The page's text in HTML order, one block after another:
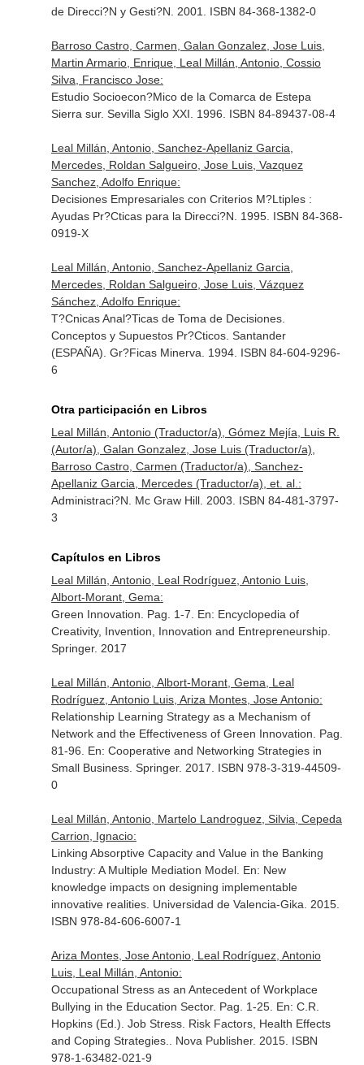
de Direcci?N y Gesti?N. 2001. ISBN 84-368-1382-0
Barroso Castro, Carmen, Galan Gonzalez, Jose Luis,
Martin Armario, Enrique, Leal Millán, Antonio, Cossio
Silva, Francisco Jose:
Estudio Socioecon?Mico de la Comarca de Estepa
Sierra sur. Sevilla Siglo XXI. 1996. ISBN 84-89437-08-4
Leal Millán, Antonio, Sanchez-Apellaniz Garcia,
Mercedes, Roldan Salgueiro, Jose Luis, Vazquez
Sanchez, Adolfo Enrique:
Decisiones Empresariales con Criterios M?Ltiples :
Ayudas Pr?Cticas para la Direcci?N. 1995. ISBN 84-368-
0919-X
Leal Millán, Antonio, Sanchez-Apellaniz Garcia,
Mercedes, Roldan Salgueiro, Jose Luis, Vázquez
Sánchez, Adolfo Enrique:
T?Cnicas Anal?Ticas de Toma de Decisiones.
Conceptos y Supuestos Pr?Cticos. Santander
(ESPAÑA). Gr?Ficas Minerva. 1994. ISBN 84-604-9296-
6
Otra participación en Libros
Leal Millán, Antonio (Traductor/a), Gómez Mejía, Luis R.
(Autor/a), Galan Gonzalez, Jose Luis (Traductor/a),
Barroso Castro, Carmen (Traductor/a), Sanchez-
Apellaniz Garcia, Mercedes (Traductor/a), et. al.:
Administraci?N. Mc Graw Hill. 2003. ISBN 84-481-3797-
3
Capítulos en Libros
Leal Millán, Antonio, Leal Rodríguez, Antonio Luis,
Albort-Morant, Gema:
Green Innovation. Pag. 1-7. En: Encyclopedia of
Creativity, Invention, Innovation and Entrepreneurship.
Springer. 2017
Leal Millán, Antonio, Albort-Morant, Gema, Leal
Rodríguez, Antonio Luis, Ariza Montes, Jose Antonio:
Relationship Learning Strategy as a Mechanism of
Network and the Effectiveness of Green Innovation. Pag.
81-96. En: Cooperative and Networking Strategies in
Small Business. Springer. 2017. ISBN 978-3-319-44509-
0
Leal Millán, Antonio, Martelo Landroguez, Silvia, Cepeda
Carrion, Ignacio:
Linking Absorptive Capacity and Value in the Banking
Industry: A Multiple Mediation Model. En: New
knowledge impacts on designing implementable
innovative realities. Universidad de Valencia-Gika. 2015.
ISBN 978-84-606-6007-1
Ariza Montes, Jose Antonio, Leal Rodríguez, Antonio
Luis, Leal Millán, Antonio:
Occupational Stress as an Antecedent of Workplace
Bullying in the Education Sector. Pag. 1-25. En: C.R.
Hopkins (Ed.). Job Stress. Risk Factors, Health Effects
and Coping Strategies.
. Nova Publisher. 2015. ISBN
978-1-63482-021-9